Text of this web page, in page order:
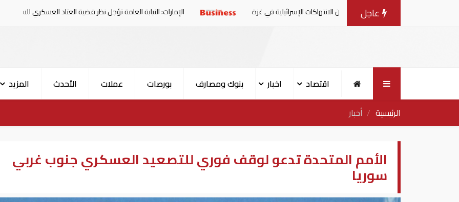
عاجل
بيانا مشتركا بشأن الانتهاكات الإسرائيلية في غزة الإمارات: النيابة العامة تؤجل نظر قضية العتاد العسكري للسودان
اقتصاد اخبار بنوك ومصارف بورصات عملات الأحدث
المزيد
الرئيسية
أخبار
الأمم المتحدة تدعو لوقف فوري للتصعيد العسكري جنوب غربي
سوريا